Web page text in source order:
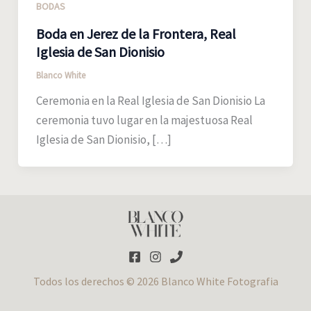
BODAS
Boda en Jerez de la Frontera, Real
Iglesia de San Dionisio
Blanco White
Ceremonia en la Real Iglesia de San Dionisio La
ceremonia tuvo lugar en la majestuosa Real
Iglesia de San Dionisio, […]
Todos los derechos © 2026 Blanco White Fotografia